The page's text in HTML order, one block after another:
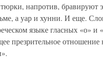
напротив, бравируют
а уар и хунни. И еще.
языке гласных «о» и
презрительное